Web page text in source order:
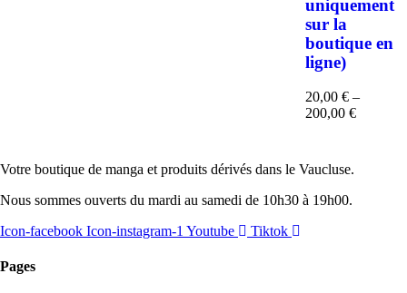
uniquement
sur la
boutique en
ligne)
20,00 € –
200,00 €
Plage
à
200,00 €
Votre boutique de manga et produits dérivés dans le Vaucluse.
Nous sommes ouverts du mardi au samedi de 10h30 à 19h00.
Icon-facebook Icon-instagram-1 Youtube Tiktok
Pages